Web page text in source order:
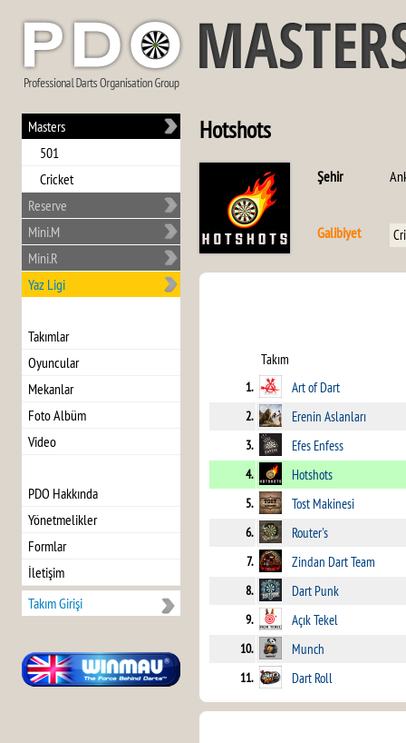
Masters
501
Cricket
Reserve
Mini.M
Mini.R
Yaz Ligi
Takımlar
Oyuncular
Mekanlar
Foto Albüm
Video
PDO Hakkında
Yönetmelikler
Formlar
İletişim
Takım Girişi
Hotshots
Şehir
Galibiyet
Takım
1. Art of Dart
2. Erenin Aslanları
3. Efes Enfess
4. Hotshots
5. Tost Makinesi
6. Router's
7. Zindan Dart Team
8. Dart Punk
9. Açık Tekel
10. Munch
11. Dart Roll